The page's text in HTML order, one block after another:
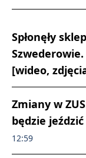
Spłonęły
[wideo,
Zmiany w
będzie
12:59